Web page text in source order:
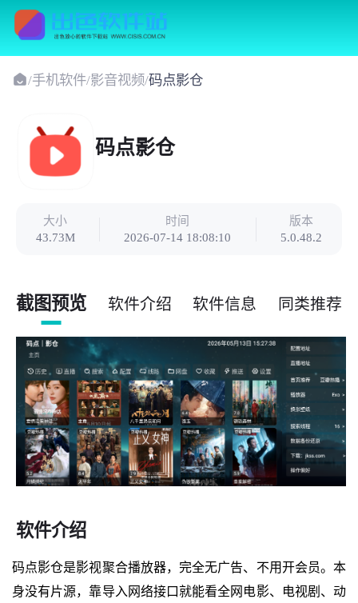
/手机软件/影音视频/码点影仓
码点影仓
大小
43.73M
时间
2026-07-14 18:08:10
版本
5.0.48.2
截图预览 软件介绍 软件信息 同类推荐
软件介绍
码点影仓是影视聚合播放器，完全无广告、不用开会员。本
身没有片源，靠导入网络接口就能看全网电影、电视剧、动